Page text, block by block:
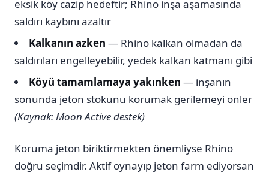
eksik köy cazip hedeftir; Rhino inşa aşamasında
saldırı kaybını azaltır
Kalkanın azken — Rhino kalkan olmadan da
saldırıları engelleyebilir, yedek kalkan katmanı gibi
Köyü tamamlamaya yakınken — inşanın
sonunda jeton stokunu korumak gerilemeyi önler
(Kaynak: Moon Active destek)
Koruma jeton biriktirmekten önemliyse Rhino
doğru seçimdir. Aktif oynayıp jeton farm ediyorsan